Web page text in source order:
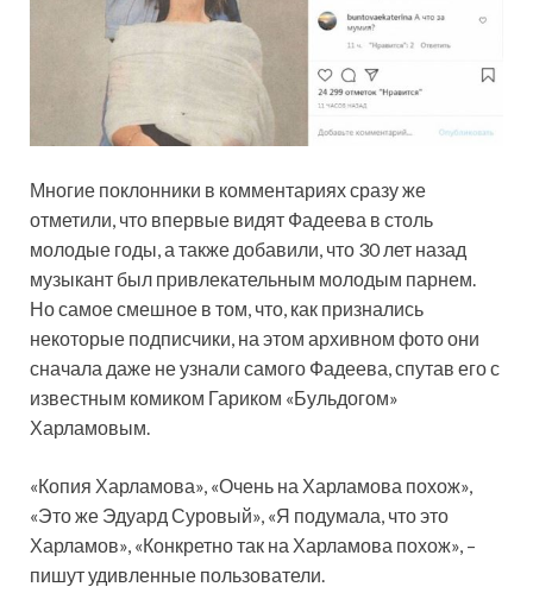
Многие поклонники в комментариях сразу же
отметили, что впервые видят Фадеева в столь
молодые годы, а также добавили, что 30 лет назад
музыкант был привлекательным молодым парнем.
Но самое смешное в том, что, как признались
некоторые подписчики, на этом архивном фото они
сначала даже не узнали самого Фадеева, спутав его с
известным комиком Гариком «Бульдогом»
Харламовым.
«Копия Харламова», «Очень на Харламова похож»,
«Это же Эдуард Суровый», «Я подумала, что это
Харламов», «Конкретно так на Харламова похож», –
пишут удивленные пользователи.